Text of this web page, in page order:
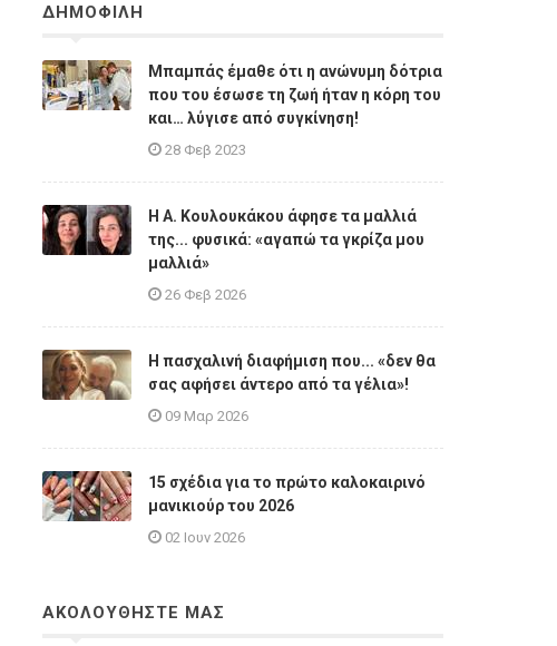
ΔΗΜΟΦΙΛΗ
Μπαμπάς έμαθε ότι η ανώνυμη δότρια
που του έσωσε τη ζωή ήταν η κόρη του
και… λύγισε από συγκίνηση!
28 Φεβ 2023
Η A. Κουλουκάκου άφησε τα μαλλιά
της... φυσικά: «αγαπώ τα γκρίζα μου
μαλλιά»
26 Φεβ 2026
Η πασχαλινή διαφήμιση που... «δεν θα
σας αφήσει άντερο από τα γέλια»!
09 Μαρ 2026
15 σχέδια για το πρώτο καλοκαιρινό
μανικιούρ του 2026
02 Ιουν 2026
ΑΚΟΛΟΥΘΗΣΤΕ ΜΑΣ